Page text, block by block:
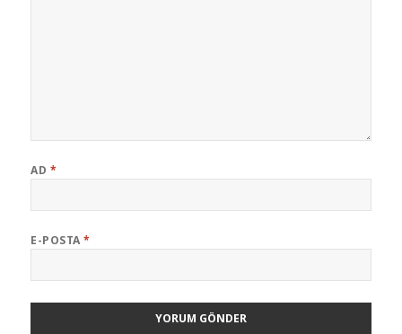
AD *
E-POSTA*